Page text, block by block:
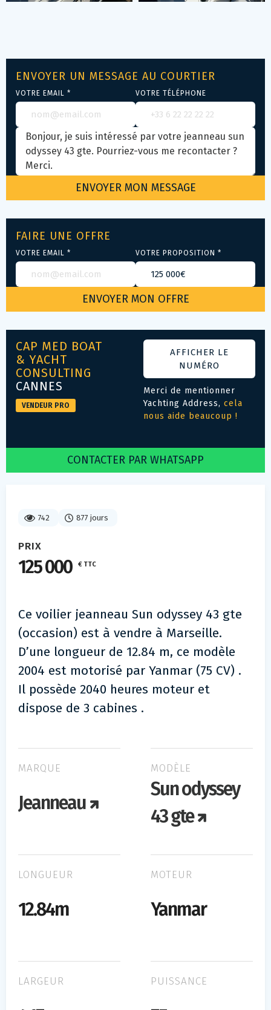
742 877 jours
PRIX
125 000 € TTC
Ce voilier jeanneau Sun odyssey 43 gte
(occasion) est à vendre à Marseille.
D’une longueur de 12.84 m, ce modèle
2004 est motorisé par Yanmar (75 CV) .
Il possède 2040 heures moteur et
dispose de 3 cabines .
MARQUE
Jeanneau
MODÈLE
Sun odyssey
43 gte
LONGUEUR
12.84m
MOTEUR
Yanmar
LARGEUR PUISSANCE
ENVOYER UN MESSAGE AU COURTIER
VOTRE EMAIL * VOTRE TÉLÉPHONE
FAIRE UNE OFFRE
VOTRE EMAIL * VOTRE PROPOSITION *
CAP MED BOAT
& YACHT
CONSULTING
CANNES
VENDEUR PRO
AFFICHER LE
NUMÉRO
Merci de mentionner
Yachting Address, cela
nous aide beaucoup !
CONTACTER PAR WHATSAPP